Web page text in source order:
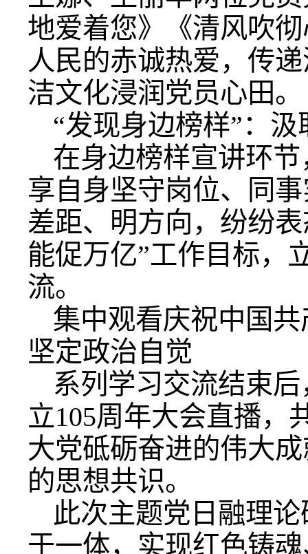
地爱着您》《清风吹
人民的赤诚热爱，传
洁文化浸润党员心田。
“发现身边榜样”：
在身边榜样宣讲环
享自身坚守岗位、同
差距、明方向，纷纷
能促万亿”工作目标，
流。
集中观看庆祝中国
坚定政治自觉
系列学习交流结束
立105周年大会直播，
大党砥砺奋进的伟大
的思想共识。
此次主题党日融理
于一体，实现红色铸